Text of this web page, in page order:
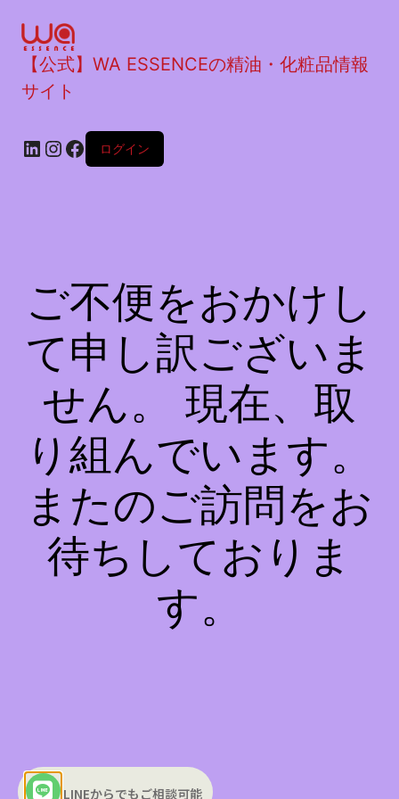
【公式】WA ESSENCEの精油・化粧品情報
サイト
ログイン
ご不便をおかけし
て申し訳ございま
せん。 現在、取
り組んでいます。
またのご訪問をお
待ちしておりま
す。
LINEからでもご相談可能